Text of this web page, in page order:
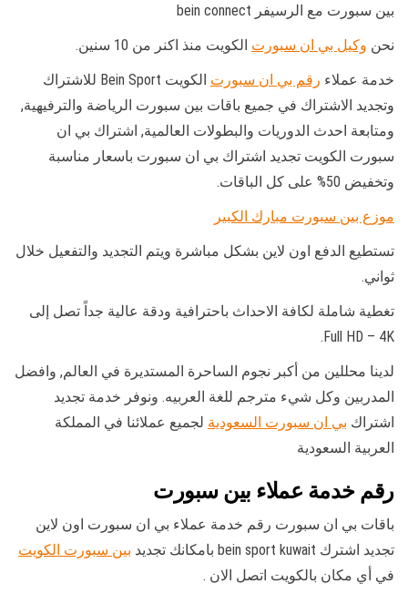
بين سبورت مع الرسيفر bein connect
نحن وكيل بي ان سبورت الكويت منذ اكنر من 10 سنين.
خدمة عملاء رقم بي ان سبورت
الكويت Bein Sport للاشتراك
وتجديد الاشتراك في جميع باقات بين سبورت الرياضة والترفيهية,
ومتابعة احدث الدوريات والبطولات العالمية, اشتراك بي ان
سبورت الكويت تجديد اشتراك بي ان سبورت باسعار مناسبة
وتخفيض 50% على كل الباقات.
موزع بين سبورت مبارك الكبير
تستطيع الدفع اون لاين بشكل مباشرة ويتم التجديد والتفعيل خلال
ثواني.
تغطية شاملة لكافة الاحداث باحترافية ودقة عالية جداً تصل إلى
Full HD – 4K.
لدينا محللين من أكبر نجوم الساحرة المستديرة في العالم, وافضل
المدربين وكل شيء مترجم للغة العربيه. ونوفر خدمة تجديد
اشتراك بي ان سبورت السعودية لجميع عملائنا في المملكة
العربية السعودية
رقم خدمة عملاء بين سبورت
باقات بي ان سبورت رقم خدمة عملاء بي ان سبورت اون لاين
تجديد اشترك bein sport kuwait بامكانك تجديد
بين سبورت الكويت
في أي مكان بالكويت اتصل الان .